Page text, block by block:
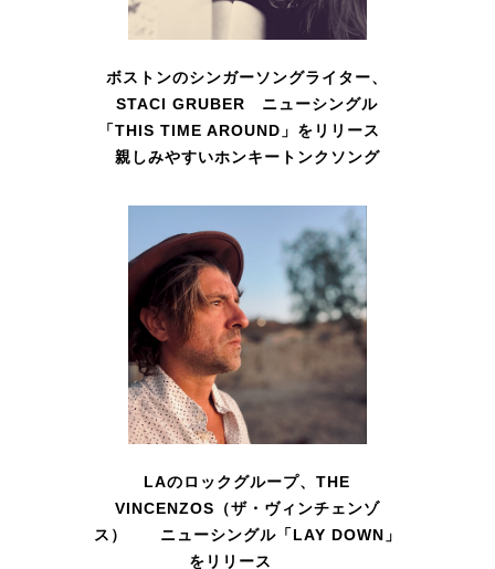
ボストンのシンガーソングライター、
STACI GRUBER ニューシングル
「THIS TIME AROUND」をリリース
親しみやすいホンキートンクソング
LAのロックグループ、THE
VINCENZOS（ザ・ヴィンチェンゾ
ス） ニューシングル「LAY DOWN」
をリリース